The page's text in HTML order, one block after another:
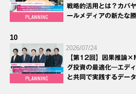
戦略的活用とは？カバ
ールメディアの新たな
10
2026/07/24
【第12回】因果推論
グ投資の最適化―エデ
と共同で実践するデー